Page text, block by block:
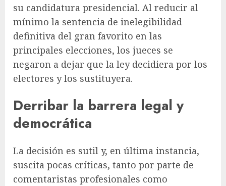
su candidatura presidencial. Al reducir al
mínimo la sentencia de inelegibilidad
definitiva del gran favorito en las
principales elecciones, los jueces se
negaron a dejar que la ley decidiera por los
electores y los sustituyera.
Derribar la barrera legal y
democrática
La decisión es sutil y, en última instancia,
suscita pocas críticas, tanto por parte de
comentaristas profesionales como